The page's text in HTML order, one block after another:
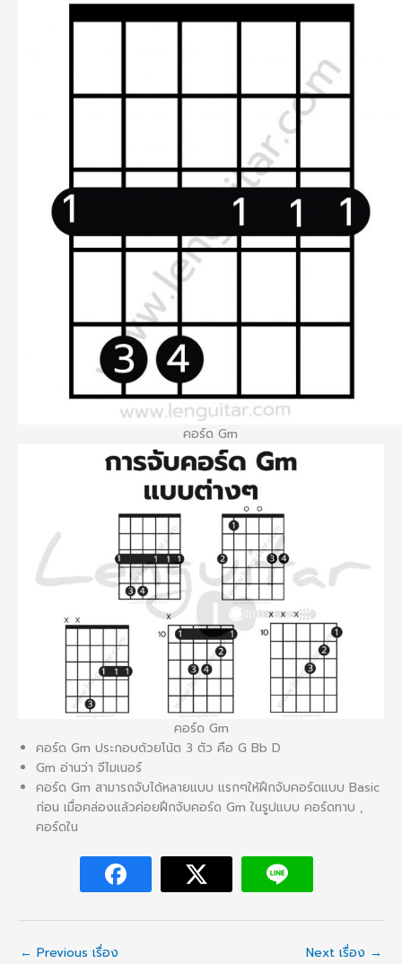
คอร์ด Gm
คอร์ด Gm
คอร์ด Gm ประกอบด้วยโน้ต 3 ตัว คือ G Bb D
Gm อ่านว่า จีไมเนอร์
คอร์ด Gm สามารถจับได้หลายแบบ แรกๆให้ฝึกจับคอร์ดแบบ Basic
ก่อน เมื่อคล่องแล้วค่อยฝึกจับคอร์ด Gm ในรูปแบบ คอร์ดทาบ ,
คอร์ดใน
← Previous เรื่อง Next เรื่อง →